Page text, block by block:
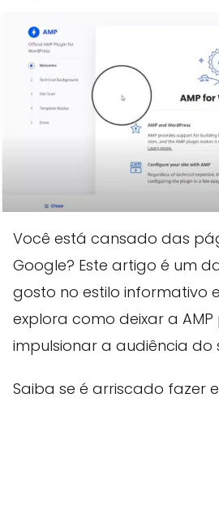
Você está cansado das
Google? Este artigo é um
gosto no estilo informativo
explora como deixar a
impulsionar a audiência do
Saiba se é arriscado fazer